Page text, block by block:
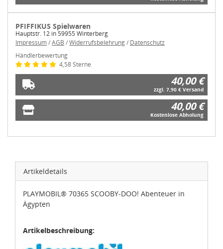
PFIFFIKUS Spielwaren
Hauptstr. 12 in 59955 Winterberg
Impressum / AGB /Widerrufsbelehrung / Datenschutz
Händlerbewertung
4,58 Sterne
40,00 €
zzgl. 7,90 € Versand
40,00 €
Kostenlose Abholung
Artikeldetails
PLAYMOBIL® 70365 SCOOBY-DOO! Abenteuer in
Ägypten
Artikelbeschreibung: